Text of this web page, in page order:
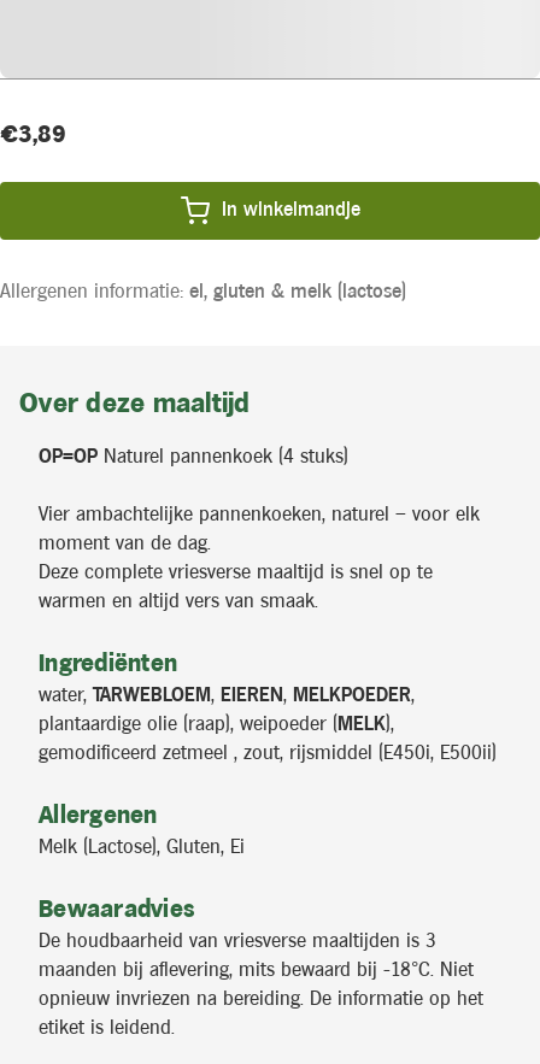
Huidige
Actieprijs
€3,89
In winkelmandje
Allergenen informatie: ei, gluten & melk (lactose)
Over deze maaltijd
OP=OP Naturel pannenkoek (4 stuks)
Vier ambachtelijke pannenkoeken, naturel – voor elk
moment van de dag.
Deze complete vriesverse maaltijd is snel op te
warmen en altijd vers van smaak.
Ingrediënten
water, TARWEBLOEM , EIEREN , MELKPOEDER,
plantaardige olie (raap), weipoeder ( MELK),
gemodificeerd zetmeel , zout, rijsmiddel (E450i, E500ii)
Allergenen
Melk (Lactose), Gluten, Ei
Bewaaradvies
De houdbaarheid van vriesverse maaltijden is 3
maanden bij aflevering, mits bewaard bij -18°C. Niet
opnieuw invriezen na bereiding. De informatie op het
etiket is leidend.